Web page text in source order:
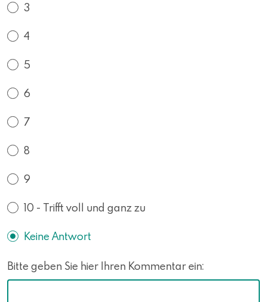
3
4
5
6
7
8
9
10 - Trifft voll und ganz zu
Keine Antwort
Bitte geben Sie hier Ihren Kommentar ein: